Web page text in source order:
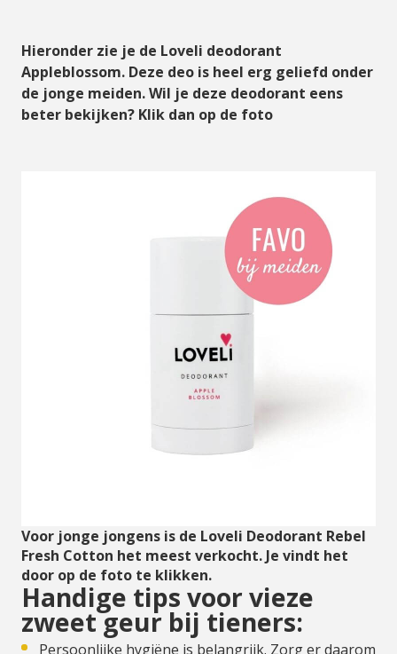
Hieronder zie je de Loveli deodorant
Appleblossom. Deze deo is heel erg geliefd onder
de jonge meiden. Wil je deze deodorant eens
beter bekijken? Klik dan op de foto
Voor jonge jongens is de Loveli Deodorant Rebel
Fresh Cotton het meest verkocht. Je vindt het
door op de foto te klikken.
Handige tips voor vieze
zweet geur bij tieners:
Persoonlijke hygiëne is belangrijk. Zorg er daarom